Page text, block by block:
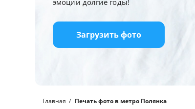
эмоции долгие годы!
Загрузить фото
Главная Печать фото в метро Полянка